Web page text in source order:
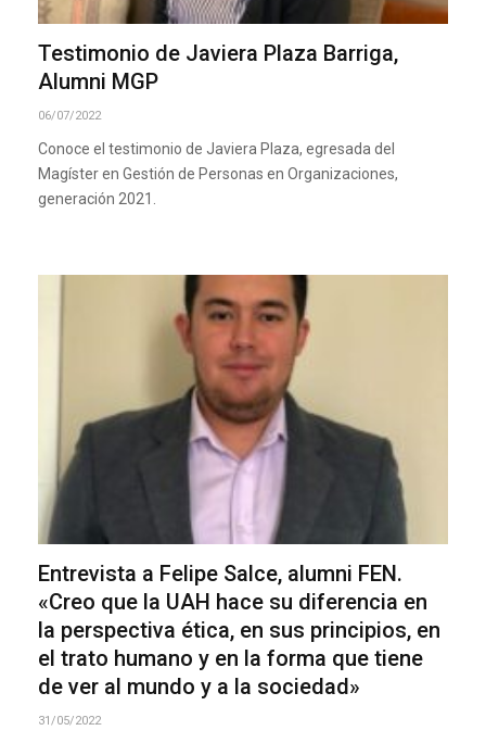
Testimonio de Javiera Plaza Barriga,
Alumni MGP
06/07/2022
Conoce el testimonio de Javiera Plaza, egresada del
Magíster en Gestión de Personas en Organizaciones,
generación 2021.
Entrevista a Felipe Salce, alumni FEN.
«Creo que la UAH hace su diferencia en
la perspectiva ética, en sus principios, en
el trato humano y en la forma que tiene
de ver al mundo y a la sociedad»
31/05/2022